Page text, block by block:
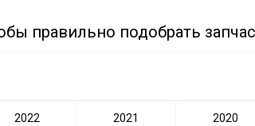
правильно подобрать
2022 2021 2020